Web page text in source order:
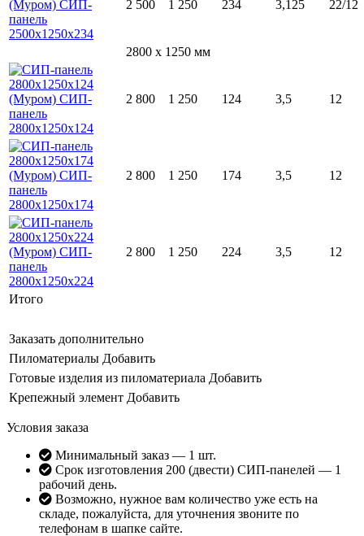
2 500 1 250 234 3,125 22/12
2800 x 1250 мм
2 800 1 250 124 3,5 12
2 800 1 250 174 3,5 12
2 800 1 250 224 3,5 12
Итого
Заказать дополнительно
Пиломатериалы Добавить
Готовые изделия из пиломатериала Добавить
Крепежный элемент Добавить
Условия заказа
Минимальный заказ — 1 шт.
Срок изготовления 200 (двести) СИП-панелей — 1
рабочий день.
Возможно, нужное вам количество уже есть на
складе, пожалуйста, для уточнения звоните по
телефонам в шапке сайте.